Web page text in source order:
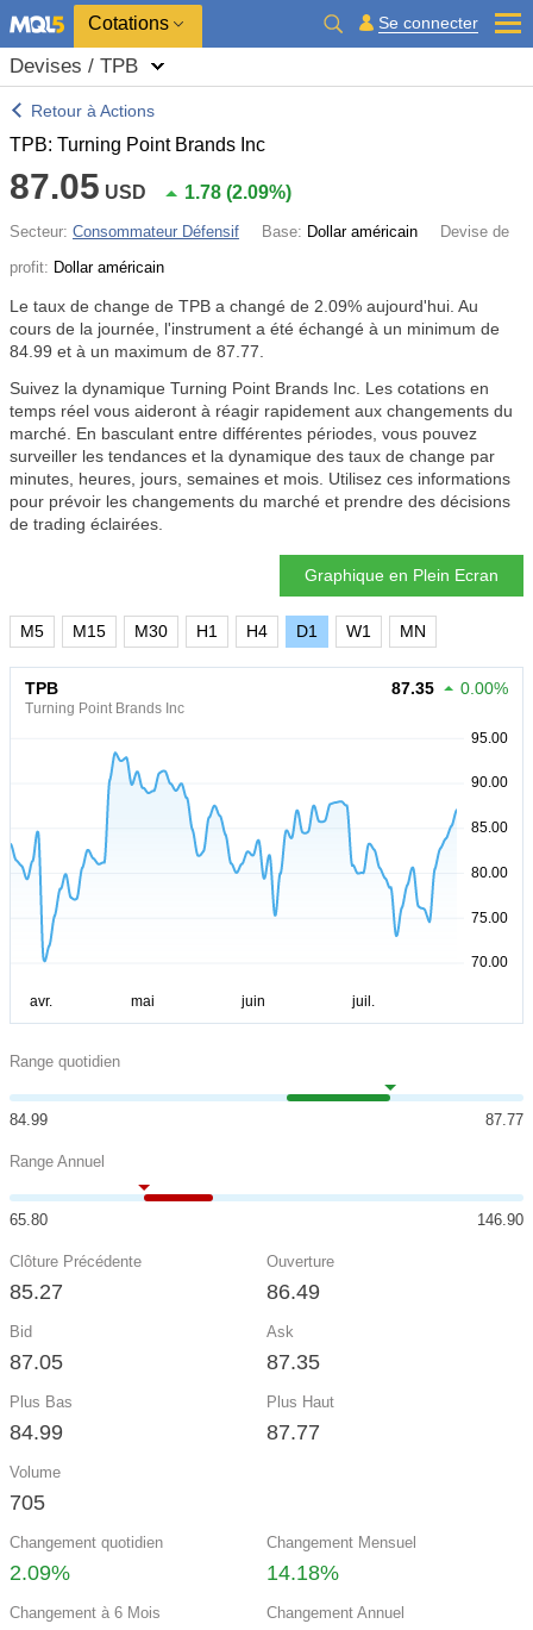
Cotations Se connecter
Devises / TPB
Retour à Actions
TPB: Turning Point Brands Inc
87.05 USD 1.78 (2.09%)
Secteur: Consommateur Défensif Base: Dollar américain
Devise de
profit: Dollar américain
Le taux de change de TPB a changé de 2.09% aujourd'hui. Au
cours de la journée, l'instrument a été échangé à un minimum de
84.99 et à un maximum de 87.77.
Suivez la dynamique Turning Point Brands Inc. Les cotations en
temps réel vous aideront à réagir rapidement aux changements du
marché. En basculant entre différentes périodes, vous pouvez
surveiller les tendances et la dynamique des taux de change par
minutes, heures, jours, semaines et mois. Utilisez ces informations
pour prévoir les changements du marché et prendre des décisions
de trading éclairées.
Graphique en Plein Ecran
M5 M15 M30 H1 H4 D1 W1 MN
TPB
Turning Point Brands Inc
87.35 0.00%
Range quotidien
84.99 87.77
Range Annuel
65.80 146.90
Clôture Précédente
85.27
Ouverture
86.49
Bid
87.05
Ask
87.35
Plus Bas
84.99
Plus Haut
87.77
Volume
705
Changement quotidien
2.09%
Changement Mensuel
14.18%
Changement à 6 Mois Changement Annuel